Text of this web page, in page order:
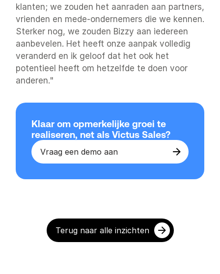
klanten; we zouden het aanraden aan partners,
vrienden en mede-ondernemers die we kennen.
Sterker nog, we zouden Bizzy aan iedereen
aanbevelen. Het heeft onze aanpak volledig
veranderd en ik geloof dat het ook het
potentieel heeft om hetzelfde te doen voor
anderen."
Klaar om opmerkelijke groei te
realiseren, net als Victus Sales?
Vraag een demo aan
Terug naar alle inzichten